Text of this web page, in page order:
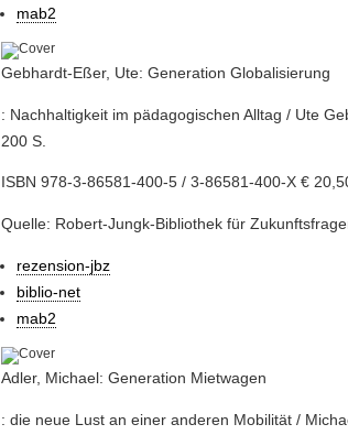
mab2
Gebhardt-Eßer, Ute: Generation Globalisierung
: Nachhaltigkeit im pädagogischen Alltag / Ute
200 S.
ISBN 978-3-86581-400-5 / 3-86581-400-X €
Quelle: Robert-Jungk-Bibliothek für
rezension-jbz
biblio-net
mab2
Adler, Michael: Generation Mietwagen
: die neue Lust an einer anderen Mobilität /